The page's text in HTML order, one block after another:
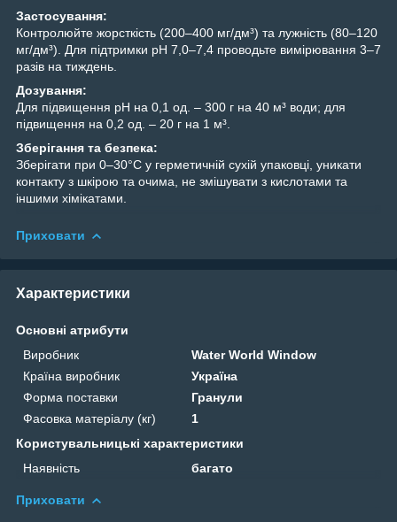
Застосування:
Контролюйте жорсткість (200–400 мг/дм³) та лужність (80–120
мг/дм³). Для підтримки рН 7,0–7,4 проводьте вимірювання 3–7
разів на тиждень.
Дозування:
Для підвищення рН на 0,1 од. – 300 г на 40 м³ води; для
підвищення на 0,2 од. – 20 г на 1 м³.
Зберігання та безпека:
Зберігати при 0–30°С у герметичній сухій упаковці, уникати
контакту з шкірою та очима, не змішувати з кислотами та
іншими хімікатами.
Приховати
Характеристики
Основні атрибути
Виробник
Water World Window
Країна виробник
Україна
Форма поставки
Гранули
Фасовка матеріалу (кг)
1
Користувальницькі характеристики
Наявність
багато
Приховати